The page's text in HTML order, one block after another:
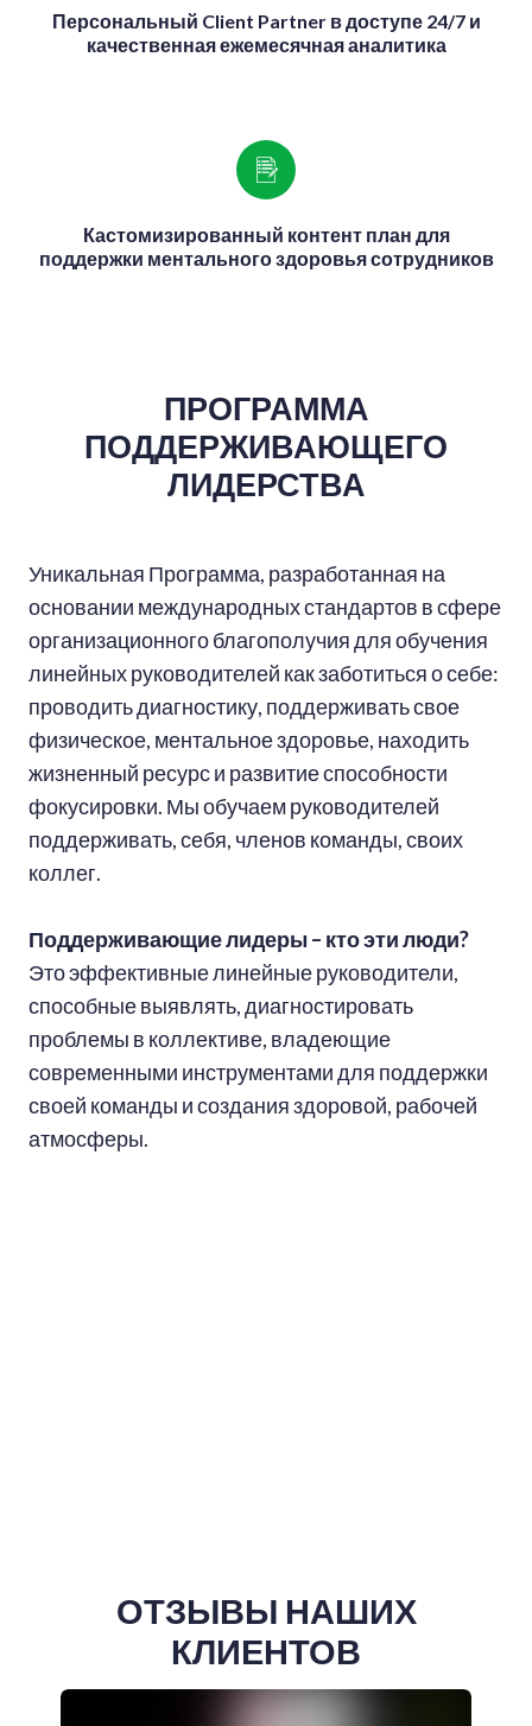
Персональный Client Partner в доступе 24/7 и
качественная ежемесячная аналитика
Кастомизированный контент план для
поддержки ментального здоровья сотрудников
ПРОГРАММА
ПОДДЕРЖИВАЮЩЕГО
ЛИДЕРСТВА
Уникальная Программа, разработанная на
основании международных стандартов в сфере
организационного благополучия для обучения
линейных руководителей как заботиться о себе:
проводить диагностику, поддерживать свое
физическое, ментальное здоровье, находить
жизненный ресурс и развитие способности
фокусировки. Мы обучаем руководителей
поддерживать, себя, членов команды, своих
коллег.
Поддерживающие лидеры – кто эти люди?
Это эффективные линейные руководители,
способные выявлять, диагностировать
проблемы в коллективе, владеющие
современными инструментами для поддержки
своей команды и создания здоровой, рабочей
атмосферы.
ОТЗЫВЫ НАШИХ
КЛИЕНТОВ